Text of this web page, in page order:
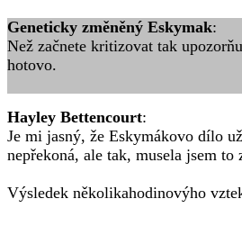
Geneticky změněný Eskymak:
Než začnete kritizovat tak
hotovo.
Hayley Bettencourt:
Je mi jasný, že Eskymákovo dílo
nepřekoná, ale tak, musela jsem to
Výsledek několikahodinovýho